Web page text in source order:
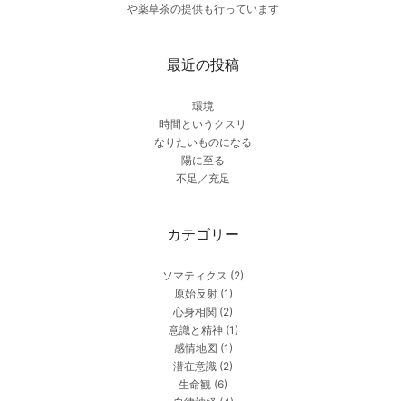
や薬草茶の提供も行っています
最近の投稿
環境
時間というクスリ
なりたいものになる
陽に至る
不足／充足
カテゴリー
ソマティクス (2)
原始反射(1)
心身相関 (2)
意識と精神(1)
感情地図 (1)
潜在意識 (2)
生命観 (6)